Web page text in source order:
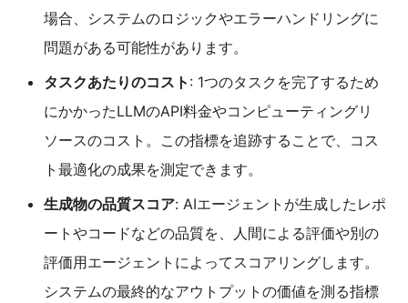
場合、システムのロジックやエラーハンドリングに
問題がある可能性があります。
タスクあたりのコスト : 1つのタスクを完了するため
にかかったLLMのAPI料金やコンピューティングリ
ソースのコスト。この指標を追跡することで、コス
ト最適化の成果を測定できます。
生成物の品質スコア: AIエージェントが生成したレポ
ートやコードなどの品質を、人間による評価や別の
評価用エージェントによってスコアリングします。
システムの最終的なアウトプットの価値を測る指標